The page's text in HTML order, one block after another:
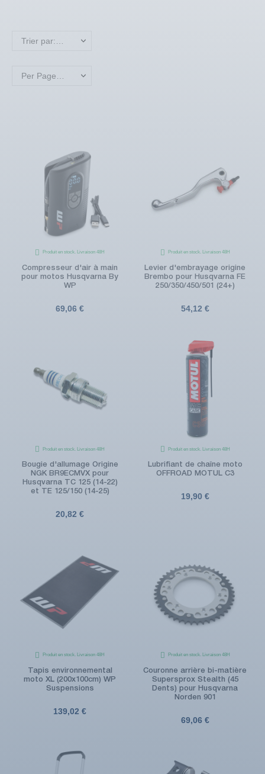
Produit en stock. Livraison 48H
Compresseur d'air à main
pour motos Husqvarna By
WP
69,06 €
Produit en stock. Livraison 48H
Levier d'embrayage origine
Brembo pour Husqvarna FE
250/350/450/501 (24+)
54,12 €
Produit en stock. Livraison 48H
Bougie d'allumage Origine
NGK BR9ECMVX pour
Husqvarna TC 125 (14-22)
et TE 125/150 (14-25)
20,82 €
Produit en stock. Livraison 48H
Lubrifiant de chaîne moto
OFFROAD MOTUL C3
19,90 €
Produit en stock. Livraison 48H
Tapis environnemental
moto XL (200x100cm) WP
Suspensions
139,02 €
Produit en stock. Livraison 48H
Couronne arrière bi-matière
Supersprox Stealth (45
Dents) pour Husqvarna
Norden 901
69,06 €